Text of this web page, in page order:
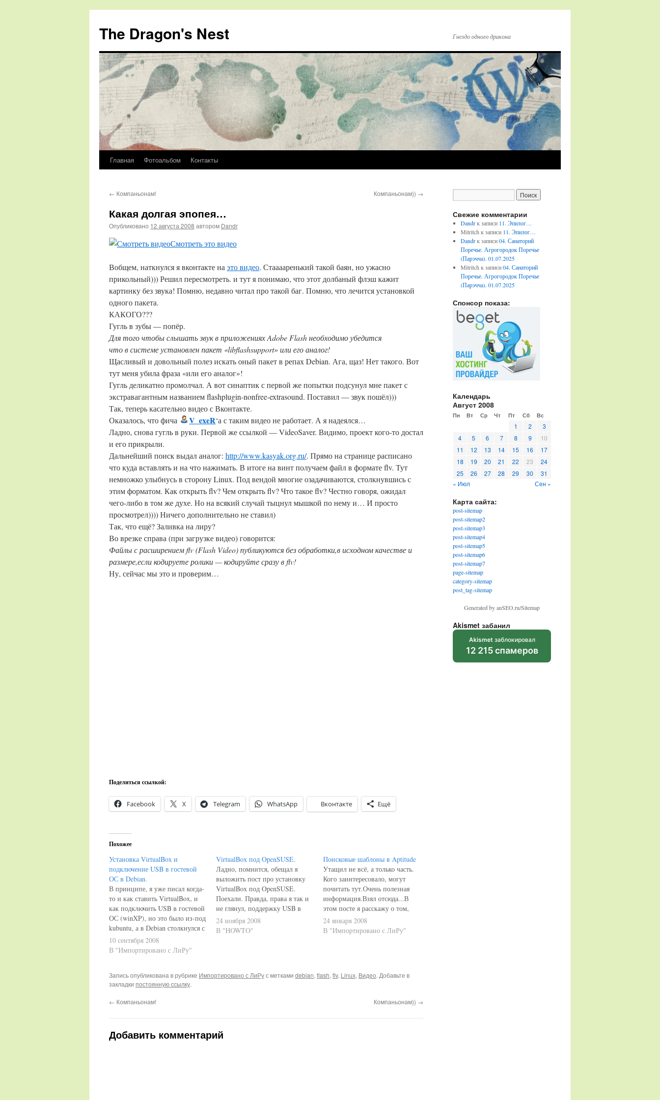
The Dragon's Nest Гнездо одного дракона
Перейти
содержимому
Главная Фотоальбом Контакты
← Компаньонам! Компаньонам)) →
Какая долгая эпопея…
Опубликовано 12 августа 2008 автором Dandr
Смотреть это видео
Вобщем, наткнулся я вконтакте на это видео. Стааааренький такой баян, но ужасно
прикольный))) Решил пересмотреть. и тут я понимаю, что этот долбаный флэш кажит
картинку без звука! Помню, недавно читал про такой баг. Помню, что лечится установкой
одного пакета.
КАКОГО???
Гугль в зубы — попёр.
Для того чтобы слышать звук в приложениях Adobe Flash необходимо убедится
что в системе установлен пакет «libflashsupport» или его аналог!
Щасливый и довольный полез искать оный пакет в репах Debian. Ага, щаз! Нет такого. Вот
тут меня убила фраза «или его аналог»!
Гугль деликатно промолчал. А вот синаптик с первой же попытки подсунул мне пакет с
экстравагантным названием flashplugin-nonfree-extrasound. Поставил — звук пошёл)))
Так, теперь касательно видео с Вконтакте.
Оказалось, что фича
V_exeR‘а с таким видео не работает. А я надеялся…
Ладно, снова гугль в руки. Первой же ссылкой — VideoSaver. Видимо, проект кого-то достал
и его прикрыли.
Дальнейший поиск выдал аналог: http://www.kasyak.org.ru/. Прямо на странице расписано
что куда вставлять и на что нажимать. В итоге на винт получаем файл в формате flv. Тут
немножко улыбнусь в сторону Linux. Под вендой многие озадачиваются, столкнувшись с
этим форматом. Как открыть flv? Чем открыть flv? Что такое flv? Честно говоря, ожидал
чего-либо в том же духе. Но на всякий случай тыцнул мышкой по нему и… И просто
просмотрел)))) Ничего дополнительно не ставил)
Так, что ещё? Заливка на лиру?
Во врезке справа (при загрузке видео) говорится:
Файлы с расширением flv (Flash Video) публикуются без обработки,в исходном качестве и
размере,если кодируете ролики — кодируйте сразу в flv!
Ну, сейчас мы это и проверим…
Поделиться ссылкой:
Facebook X Telegram WhatsApp Вконтакте Ещё
Похожее
Установка VirtualBox и
подключение USB в гостевой
ОС в Debian.
В принципе, я уже писал когда-
то и как ставить VirtualBox, и
как подключить USB в гостевой
ОС (winXP), но это было из-под
kubuntu, а в Debian столкнулся с
некоторыми проблемами.
Поскольку Гугль очень неохотно
выдавал ссылочки на решения
русскоязычных сайтах вообще
ничего не выдал), то я…
10 сентября 2008
В "Импортировано с ЛиРу"
VirtualBox под OpenSUSE.
Ладно, помнится, обещал я
выложить пост про установку
VirtualBox под OpenSUSE.
Поехали. Правда, права я так и
не глянул, поддержку USB в
гостевой не проверил - это ещё
впереди. Впрочем, установка
YaST2 в…
24 ноября 2008
В "HOWTO"
Поисковые шаблоны в Aptitude
Утащил не всё, а только часть.
Кого заинтересовало, могут
почитать тут.Очень полезная
информация.Взял отсюда...В
этом посте я расскажу о том,
как искать пакеты программ
Debian с помощью aptitude. В
Ubuntu, понятно, всё делается
вроде$ aptitude search шаблони
24 января 2008
В "Импортировано с ЛиРу"
Запись опубликована в рубрике Импортировано с ЛиРус метками debian, flash, flv, Linux, Видео. Добавьте в
закладки постоянную ссылку.
← Компаньонам! Компаньонам)) →
Добавить комментарий
Свежие комментарии
Dandrк записи 11. Эпилог…
Mitritch к записи 11. Эпилог…
Dandrк записи04. Санаторий
Поречье. Агрогородок Поречье
(Парэчча). 01.07.2025
Mitritch к записи04. Санаторий
Поречье. Агрогородок Поречье
(Парэчча). 01.07.2025
Спонсор показа:
Календарь
Август 2008
Пн Вт Ср Чт Пт Сб Вс
1 2
3
4
5 6 7 8 9
10
11
12 13 14 15 16
17
18
19 20 21 22 23
24
25
26 27 28 29 30
31
« Июл
Сен »
Карта сайта:
post-sitemap
post-sitemap2
post-sitemap3
post-sitemap4
post-sitemap5
post-sitemap6
post-sitemap7
page-sitemap
category-sitemap
post_tag-sitemap
Generated by anSEO.ru/Sitemap
Akismet забанил
Akismet заблокировал
12 215 спамеров